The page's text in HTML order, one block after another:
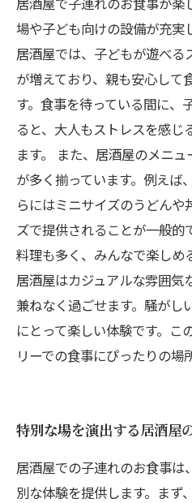
場や子ども向けの設備が充実
居酒屋では、子どもが遊べる
が増えており、親も安心して
す。食事を待っている間に、
ると、大人もストレスを感じ
ます。 また、居酒屋のメニ
が多く揃っています。例えば
らにはミニサイズのうどんや
ズで提供されることが一般的
料理も多く、みんなで楽しめ
居酒屋はカジュアルな雰囲気
兼ねなく過ごせます。騒がし
にとって楽しい体験です。こ
リーでの食事にぴったりの場
特別な場を演出する居酒屋
居酒屋での子連れのお食事
別な体験を提供します。まず